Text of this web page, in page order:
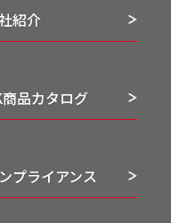
紹介
品カタログ
プライアンス